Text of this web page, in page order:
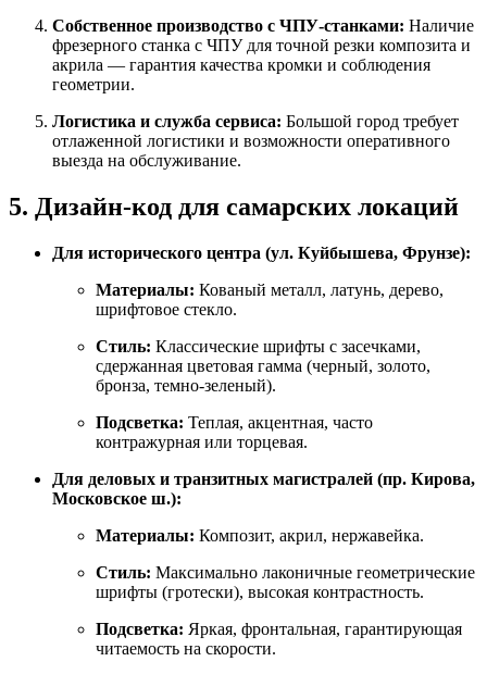
Собственное производство с ЧПУ-станками: Наличие
фрезерного станка с ЧПУ для точной резки композита и
акрила — гарантия качества кромки и соблюдения
геометрии.
Логистика и служба сервиса: Большой город требует
отлаженной логистики и возможности оперативного
выезда на обслуживание.
5. Дизайн-код для самарских локаций
Для исторического центра (ул. Куйбышева, Фрунзе):
Материалы: Кованый металл, латунь, дерево,
шрифтовое стекло.
Стиль: Классические шрифты с засечками,
сдержанная цветовая гамма (черный, золото,
бронза, темно-зеленый).
Подсветка: Теплая, акцентная, часто
контражурная или торцевая.
Для деловых и транзитных магистралей (пр. Кирова,
Московское ш.):
Материалы: Композит, акрил, нержавейка.
Стиль: Максимально лаконичные геометрические
шрифты (гротески), высокая контрастность.
Подсветка: Яркая, фронтальная, гарантирующая
читаемость на скорости.